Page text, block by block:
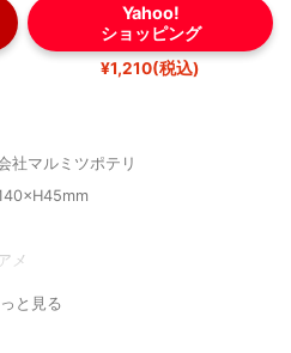
Yahoo!
ショッピング
¥1,210(税込)
社マルミツポテリ
メ
と見る